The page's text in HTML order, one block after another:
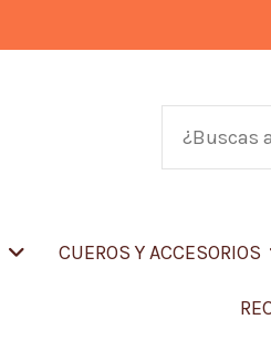
CUEROS Y ACCESORIOS